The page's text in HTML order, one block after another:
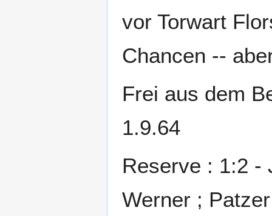
vor Torwart
Chancen --
Frei aus dem
1.9.64
Reserve : 1:2 -
Werner ;